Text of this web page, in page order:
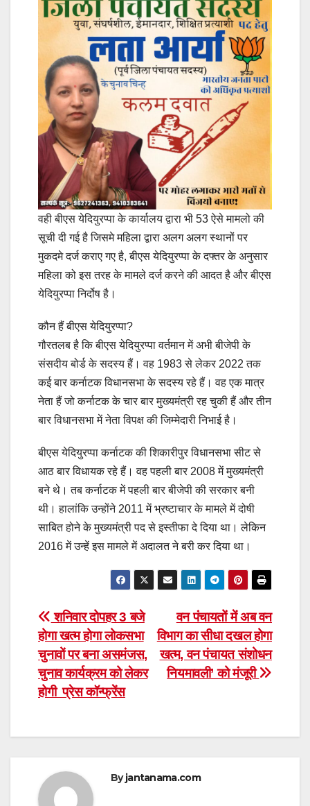
वही बीएस येदियुरप्पा के कार्यालय द्वारा भी 53 ऐसे मामलो की
सूची दी गई है जिसमे महिला द्वारा अलग अलग स्थानों पर
मुकदमे दर्ज कराए गए है, बीएस येदियुरप्पा के दफ्तर के अनुसार
महिला को इस तरह के मामले दर्ज करने की आदत है और बीएस
येदियुरप्पा निर्दोष है।
कौन हैं बीएस येदियुरप्पा?
गौरतलब है कि बीएस येदियुरप्पा वर्तमान में अभी बीजेपी के
संसदीय बोर्ड के सदस्य हैं। वह 1983 से लेकर 2022 तक
कई बार कर्नाटक विधानसभा के सदस्य रहे हैं। वह एक मात्र
नेता हैं जो कर्नाटक के चार बार मुख्यमंत्री रह चुकी हैं और तीन
बार विधानसभा में नेता विपक्ष की जिम्मेदारी निभाई है।
बीएस येदियुरप्पा कर्नाटक की शिकारीपुर विधानसभा सीट से
आठ बार विधायक रहे हैं। वह पहली बार 2008 में मुख्यमंत्री
बने थे। तब कर्नाटक में पहली बार बीजेपी की सरकार बनी
थी। हालांकि उन्होंने 2011 में भ्रष्टाचार के मामले में दोषी
साबित होने के मुख्यमंत्री पद से इस्तीफा दे दिया था। लेकिन
2016 में उन्हें इस मामले में अदालत ने बरी कर दिया था।
Post
navigation
वन पंचायतों में अब वन
विभाग का सीधा दखल होगा
खत्म, वन पंचायत संशोधन
नियमावली’ को मंजूरी
शनिवार दोपहर 3 बजे
होगा खत्म होगा लोकसभा
चुनावों पर बना असमंजस,
चुनाव कार्यक्रम को लेकर
होगी प्रेस कॉन्‍फ्रेंस
Byjantanama.com